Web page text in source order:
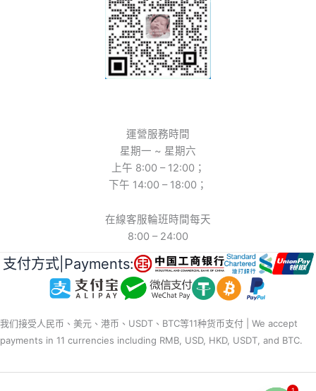
運營服務時間
星期一 ~ 星期六
上午 8:00 – 12:00；
下午 14:00 – 18:00；
在線客服輪班時間每天
8:00 – 24:00
支付方式|Payments:
我们接受人民币、美元、港币、USDT、BTC等11种货币支付 | We accept
payments in 11 currencies including RMB, USD, HKD, USDT, and BTC.